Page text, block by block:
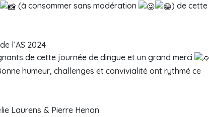
(à consommer sans modération
) de cette
l’AS 2024
de cette journée de dingue et un grand merci
humeur, challenges et convivialité ont rythmé ce
Laurens & Pierre Henon